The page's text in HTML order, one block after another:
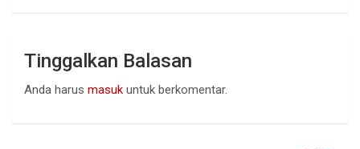
Tinggalkan Balasan
Anda harus masuk untuk berkomentar.